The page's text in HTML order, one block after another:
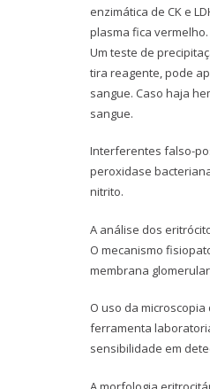
enzimática de CK e
plasma fica vermelho.
Um teste de
tira reagente, pode
sangue. Caso haja
sangue.
Interferentes falso-
peroxidase
nitrito.
A análise dos
O mecanismo
membrana
O uso da
ferramenta
sensibilidade em